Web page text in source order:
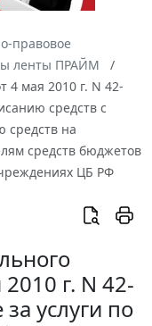
правовое
ленты ПРАЙМ
4 мая 2010 г. N 42-
средств с
средств на
средств бюджетов
ЦБ РФ
г. N 42-
услуги по